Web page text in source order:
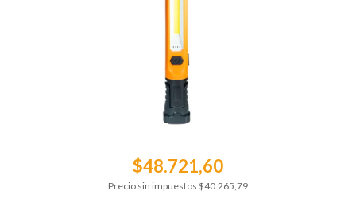
$48.721,60
Precio sin impuestos $40.265,79